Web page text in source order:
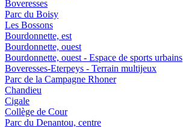
Boveresses
Parc du Boisy
Les Bossons
Bourdonnette, est
Bourdonnette, ouest
Bourdonnette, ouest - Espace de sports urbains
Boveresses-Eterpeys - Terrain multijeux
Parc de la Campagne Rhoner
Chandieu
Cigale
Collège de Cour
Parc du Denantou, centre